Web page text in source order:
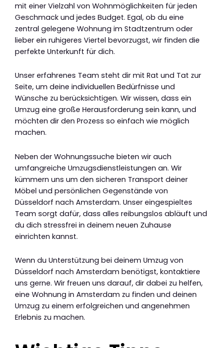
mit einer Vielzahl von Wohnmöglichkeiten für jeden
Geschmack und jedes Budget. Egal, ob du eine
zentral gelegene Wohnung im Stadtzentrum oder
lieber ein ruhigeres Viertel bevorzugst, wir finden die
perfekte Unterkunft für dich.
Unser erfahrenes Team steht dir mit Rat und Tat zur
Seite, um deine individuellen Bedürfnisse und
Wünsche zu berücksichtigen. Wir wissen, dass ein
Umzug eine große Herausforderung sein kann, und
möchten dir den Prozess so einfach wie möglich
machen.
Neben der Wohnungssuche bieten wir auch
umfangreiche Umzugsdienstleistungen an. Wir
kümmern uns um den sicheren Transport deiner
Möbel und persönlichen Gegenstände von
Düsseldorf nach Amsterdam. Unser eingespieltes
Team sorgt dafür, dass alles reibungslos abläuft und
du dich stressfrei in deinem neuen Zuhause
einrichten kannst.
Wenn du Unterstützung bei deinem Umzug von
Düsseldorf nach Amsterdam benötigst, kontaktiere
uns gerne. Wir freuen uns darauf, dir dabei zu helfen,
eine Wohnung in Amsterdam zu finden und deinen
Umzug zu einem erfolgreichen und angenehmen
Erlebnis zu machen.